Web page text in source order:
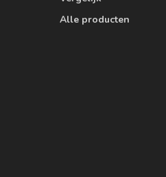
Alle producten